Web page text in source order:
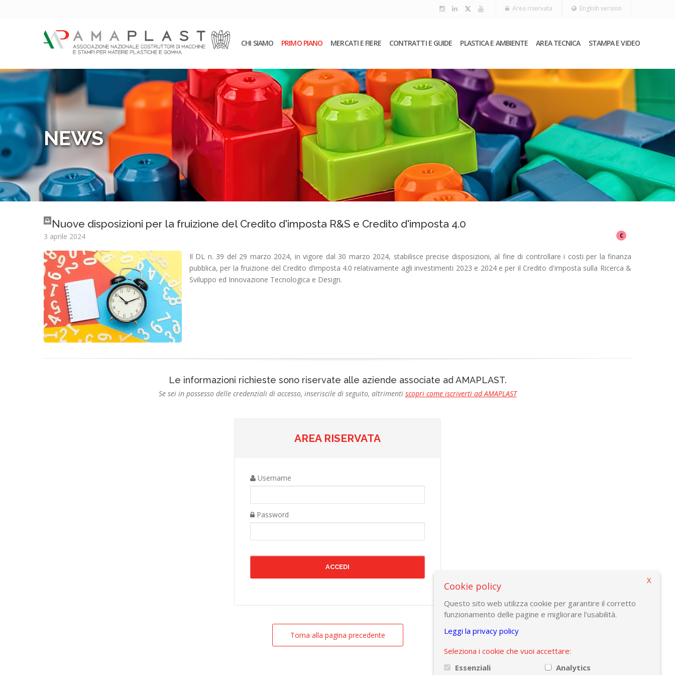
English version
Area riservata
CHI SIAMO PRIMO PIANO MERCATI E FIERE CONTRATTI E GUIDE PLASTICA E AMBIENTE AREA TECNICA STAMPA E VIDEO
NEWS
Nuove disposizioni per la fruizione del Credito d'imposta R&S e Credito d'imposta 4.0
3 aprile 2024 C
Il DL n. 39 del 29 marzo 2024, in vigore dal 30 marzo 2024, stabilisce precise disposizioni, al fine di controllare i costi per la finanza
pubblica, per la fruizione del Credito d’imposta 4.0 relativamente agli investimenti 2023 e 2024 e per il Credito d'imposta sulla Ricerca &
Sviluppo ed Innovazione Tecnologica e Design.
Le informazioni richieste sono riservate alle aziende associate ad AMAPLAST.
Se sei in possesso delle credenziali di accesso, inseriscile di seguito, altrimenti scopri come iscriverti ad AMAPLAST
AREA RISERVATA
Username
Password
Torna alla pagina precedente
Cookie policy
Questo sito web utilizza cookie per garantire il corretto
funzionamento delle pagine e migliorare l'usabilità.
Leggi la privacy policy
Seleziona i cookie che vuoi accettare:
Essenziali
Analytics
X